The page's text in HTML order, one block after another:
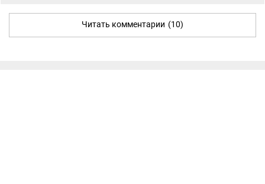
Читать комментарии (10)